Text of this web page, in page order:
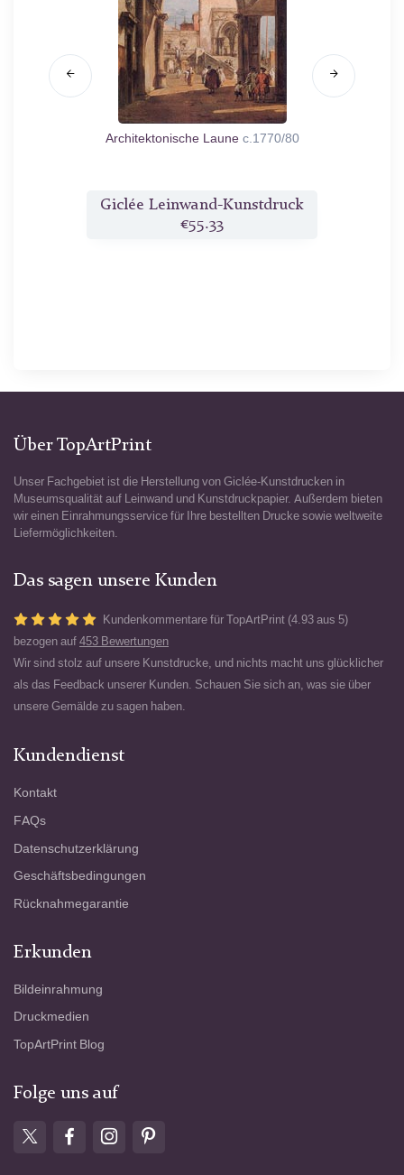
Architektonische Laune c.1770/80
Giclée Leinwand-Kunstdruck
€55.33
Über TopArtPrint
Unser Fachgebiet ist die Herstellung von Giclée-Kunstdrucken in
Museumsqualität auf Leinwand und Kunstdruckpapier. Außerdem bieten
wir einen Einrahmungsservice für Ihre bestellten Drucke sowie weltweite
Liefermöglichkeiten.
Das sagen unsere Kunden
Kundenkommentare für TopArtPrint (4.93 aus 5)
bezogen auf 453 Bewertungen
Wir sind stolz auf unsere Kunstdrucke, und nichts macht uns glücklicher
als das Feedback unserer Kunden. Schauen Sie sich an, was sie über
unsere Gemälde zu sagen haben.
Kundendienst
Kontakt
FAQs
Datenschutzerklärung
Geschäftsbedingungen
Rücknahmegarantie
Erkunden
Bildeinrahmung
Druckmedien
TopArtPrint Blog
Folge uns auf